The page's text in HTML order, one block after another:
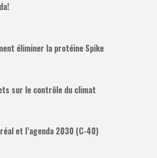
éliminer la protéine Spike
sur le contrôle du climat
et l’agenda 2030 (C-40)